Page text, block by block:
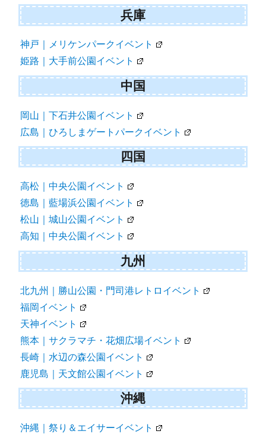
兵庫
神戸｜メリケンパークイベント
姫路｜大手前公園イベント
中国
岡山｜下石井公園イベント
広島｜ひろしまゲートパークイベント
四国
高松｜中央公園イベント
徳島｜藍場浜公園イベント
松山｜城山公園イベント
高知｜中央公園イベント
九州
北九州｜勝山公園・門司港レトロイベント
福岡イベント
天神イベント
熊本｜サクラマチ・花畑広場イベント
長崎｜水辺の森公園イベント
鹿児島｜天文館公園イベント
沖縄
沖縄｜祭り＆エイサーイベント